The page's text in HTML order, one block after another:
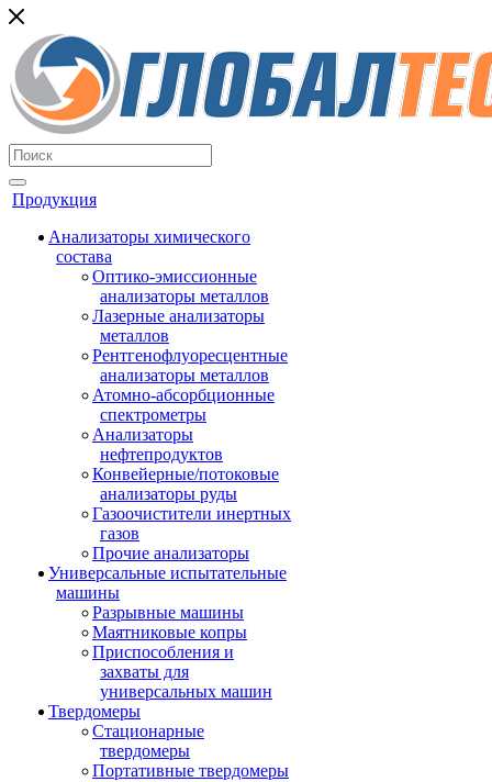
Продукция
Анализаторы химического
состава
Оптико-эмиссионные
анализаторы металлов
Лазерные анализаторы
металлов
Рентгенофлуоресцентные
анализаторы металлов
Атомно-абсорбционные
спектрометры
Анализаторы
нефтепродуктов
Конвейерные/потоковые
анализаторы руды
Газоочистители инертных
газов
Прочие анализаторы
Универсальные испытательные
машины
Разрывные машины
Маятниковые копры
Приспособления и
захваты для
универсальных машин
Твердомеры
Стационарные
твердомеры
Портативные твердомеры